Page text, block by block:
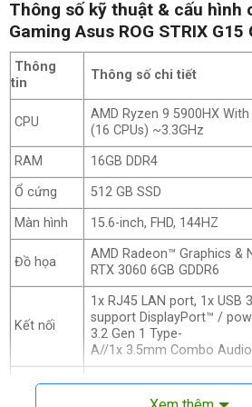
Thông số kỹ thuật & cấu hình
Gaming Asus ROG STRIX G15
Thông
tin
Thông số chi tiết
CPU
AMD Ryzen 9 5900HX
(16 CPUs) ~3.3GHz
RAM
16GB DDR4
Ổ cứng
512 GB SSD
Màn hình
15.6-inch, FHD, 144HZ
Đồ họa
AMD Radeon™ Graphics &
RTX 3060 6GB GDDR6
Kết nối
1x RJ45 LAN port, 1x USB
support DisplayPort™ /
3.2 Gen 1 Type-
A//1x 3.5mm Combo
Thời
90WHrs, 4S1P, 4-cell Li-ion